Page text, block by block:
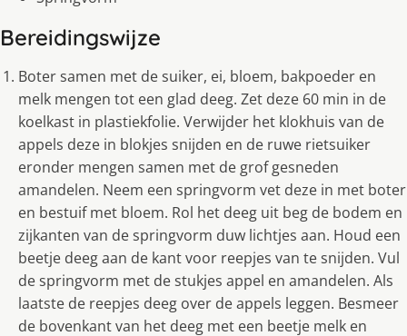
Bereidingswijze
Boter samen met de suiker, ei, bloem, bakpoeder en
melk mengen tot een glad deeg. Zet deze 60 min in de
koelkast in plastiekfolie. Verwijder het klokhuis van de
appels deze in blokjes snijden en de ruwe rietsuiker
eronder mengen samen met de grof gesneden
amandelen. Neem een springvorm vet deze in met boter
en bestuif met bloem. Rol het deeg uit beg de bodem en
zijkanten van de springvorm duw lichtjes aan. Houd een
beetje deeg aan de kant voor reepjes van te snijden. Vul
de springvorm met de stukjes appel en amandelen. Als
laatste de reepjes deeg over de appels leggen. Besmeer
de bovenkant van het deeg met een beetje melk en